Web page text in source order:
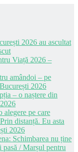
2026 au ascultat
Viață 2026 –
amândoi – pe
2026
– o naștere din
alegere pe care
distanță. Eu asta
2026
Schimbarea nu ține
pasă / Marșul pentru